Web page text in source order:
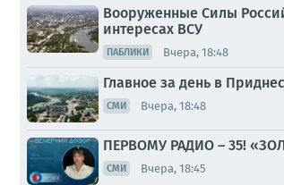
Вооруженные Силы
интересах ВСУ
ПАБЛИКИ Вчера, 18:48
Главное за день в
СМИ Вчера, 18:48
ПЕРВОМУ РАДИО – 35!
СМИ Вчера, 18:45